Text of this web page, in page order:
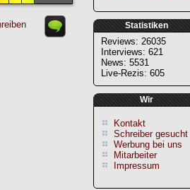
Statistiken
Reviews: 26035
Interviews: 621
News: 5531
Live-Rezis: 605
Wir
Kontakt
Schreiber gesucht
Werbung bei uns
Mitarbeiter
Impressum